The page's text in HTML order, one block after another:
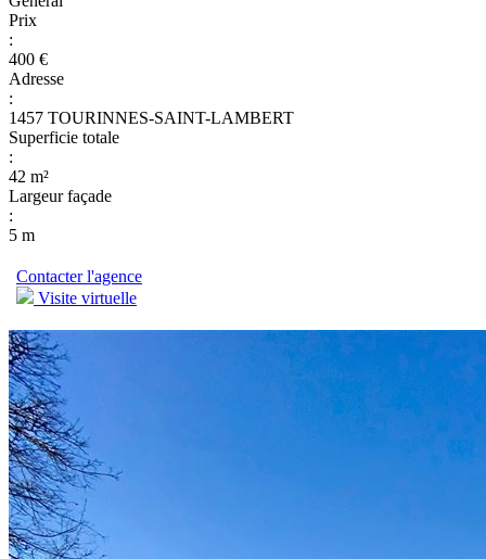
Prix
:
400 €
Adresse
:
1457 TOURINNES-SAINT-LAMBERT
Superficie totale
:
42 m²
Largeur façade
:
5 m
Contacter l'agence
Visite virtuelle